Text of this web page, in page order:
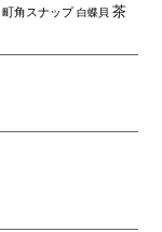
町角スナップ 白蝶貝 茶